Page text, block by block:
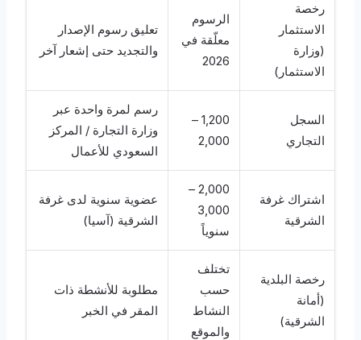
رخصة
الاستثمار
(وزارة
الاستثمار)
الرسوم
معلّقة في
2026
تعليق رسوم الإصدار
والتجديد حتى إشعار آخر
السجل
التجاري
1,200 –
2,000
رسم لمرة واحدة عبر
وزارة التجارة / المركز
السعودي للأعمال
اشتراك غرفة
الشرقية
2,000 –
3,000
سنوياً
عضوية سنوية لدى غرفة
الشرقية (آسيا)
رخصة البلدية
(أمانة
الشرقية)
تختلف
حسب
النشاط
والموقع
مطلوبة للأنشطة ذات
المقر في الخبر